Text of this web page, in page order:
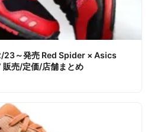
23～発売 Red Spider × Asics
売/定価/店舗まとめ